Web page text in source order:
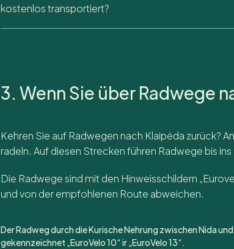
kostenlos transportiert?
3. Wenn Sie über Radwege
Kehren Sie auf Radwegen nach Klaipėda zurück?
radeln. Auf diesen Strecken führen Radwege bis
Die Radwege sind mit den Hinweisschildern
und von der empfohlenen Route abweichen.
Der Radweg durch die Kurische Nehrung zwischen Nida
gekennzeichnet „EuroVelo 10“ir „EuroVelo 13“.